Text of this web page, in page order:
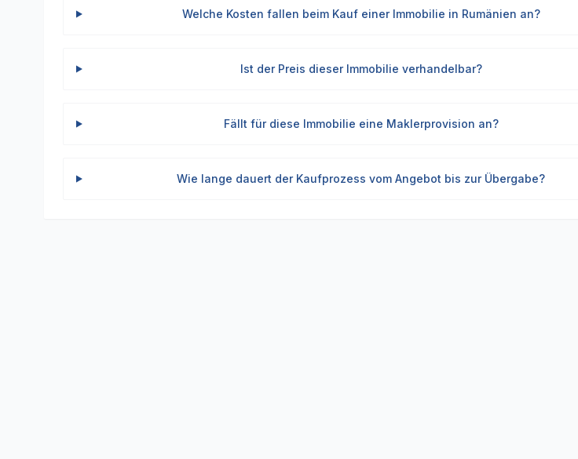
Welche Kosten fallen beim Kauf einer Immobilie in Rumänien an?
Ist der Preis dieser Immobilie verhandelbar?
Fällt für diese Immobilie eine Maklerprovision an?
Wie lange dauert der Kaufprozess vom Angebot bis zur Übergabe?